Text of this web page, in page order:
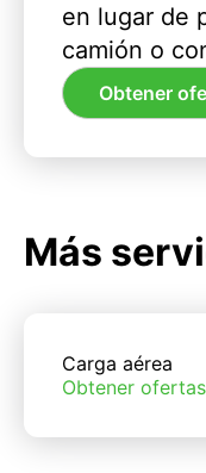
en lugar de
camión o
Obtener
Más
Carga aérea
Obtener ofertas